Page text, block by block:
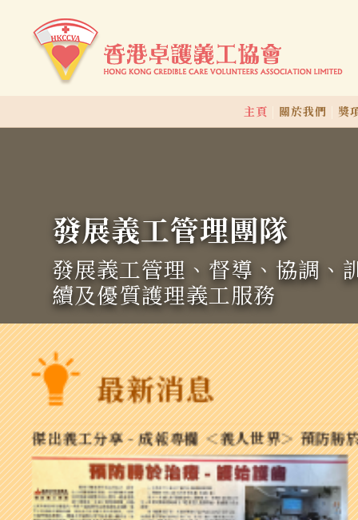
獎
關於我們
主頁
發展義工管理團隊
發展義工管理、督導、協調、
續及優質護理義工服務
最新消息
傑出義工分享 - 成報專欄 ＜義人世界＞ 預防勝